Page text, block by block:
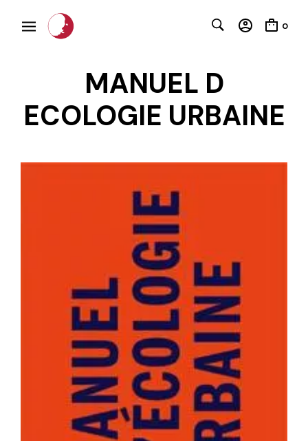
0
MANUEL D
ECOLOGIE URBAINE